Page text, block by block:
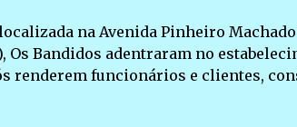
na Avenida Pinheiro
Os Bandidos adentraram no
renderem funcionários e clientes,